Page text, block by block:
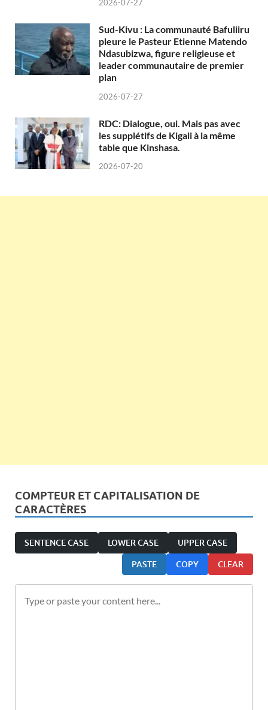
2026-07-27
Sud-Kivu : La communauté Bafuliiru
pleure le Pasteur Etienne Matendo
Ndasubizwa, figure religieuse et
leader communautaire de premier
plan
2026-07-27
RDC: Dialogue, oui. Mais pas avec
les supplétifs de Kigali à la même
table que Kinshasa.
2026-07-20
COMPTEUR ET CAPITALISATION DE
CARACTÈRES
SENTENCE CASE LOWER CASE UPPER CASE
PASTE COPY CLEAR